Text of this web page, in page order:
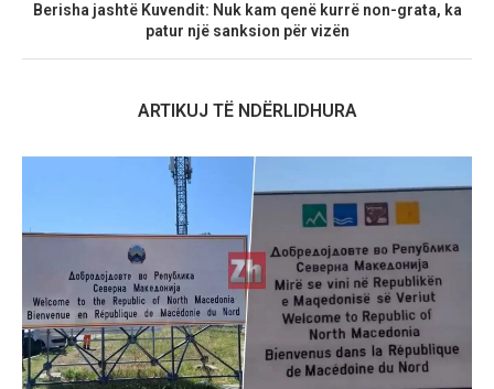
Berisha jashtë Kuvendit: Nuk kam qenë kurrë non-grata, ka
patur një sanksion për vizën
ARTIKUJ TË NDËRLIDHURA